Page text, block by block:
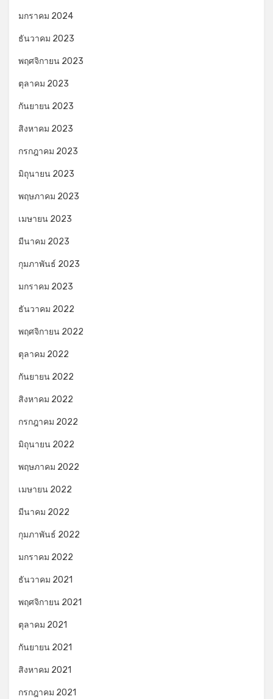
มกราคม 2024
ธันวาคม 2023
พฤศจิกายน 2023
ตุลาคม 2023
กันยายน 2023
สิงหาคม 2023
กรกฎาคม 2023
มิถุนายน 2023
พฤษภาคม 2023
เมษายน 2023
มีนาคม 2023
กุมภาพันธ์ 2023
มกราคม 2023
ธันวาคม 2022
พฤศจิกายน 2022
ตุลาคม 2022
กันยายน 2022
สิงหาคม 2022
กรกฎาคม 2022
มิถุนายน 2022
พฤษภาคม 2022
เมษายน 2022
มีนาคม 2022
กุมภาพันธ์ 2022
มกราคม 2022
ธันวาคม 2021
พฤศจิกายน 2021
ตุลาคม 2021
กันยายน 2021
สิงหาคม 2021
กรกฎาคม 2021